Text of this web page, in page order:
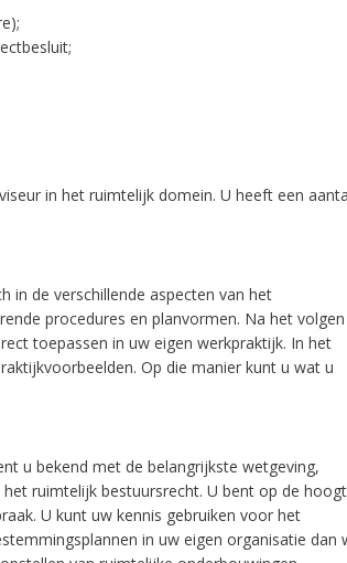
in het ruimtelijk domein. U heeft een
in de verschillende aspecten van het
procedures en planvormen. Na het volgen
toepassen in uw eigen werkpraktijk. In het
Op die manier kunt u wat u
u bekend met de belangrijkste wetgeving,
ruimtelijk bestuursrecht. U bent op de
U kunt uw kennis gebruiken voor het
in uw eigen organisatie dan